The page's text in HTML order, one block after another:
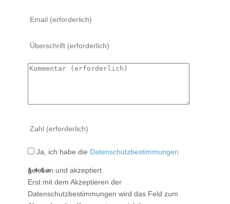
1 + 4 =
Ja, ich habe die Datenschutzbestimmungen
gelesen und akzeptiert.
Erst mit dem Akzeptieren der
Datenschutzbestimmungen wird das Feld zum